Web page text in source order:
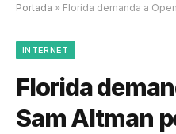
Portada » Florida demanda a OpenAI y Sam
INTERNET
Florida
Sam Altman